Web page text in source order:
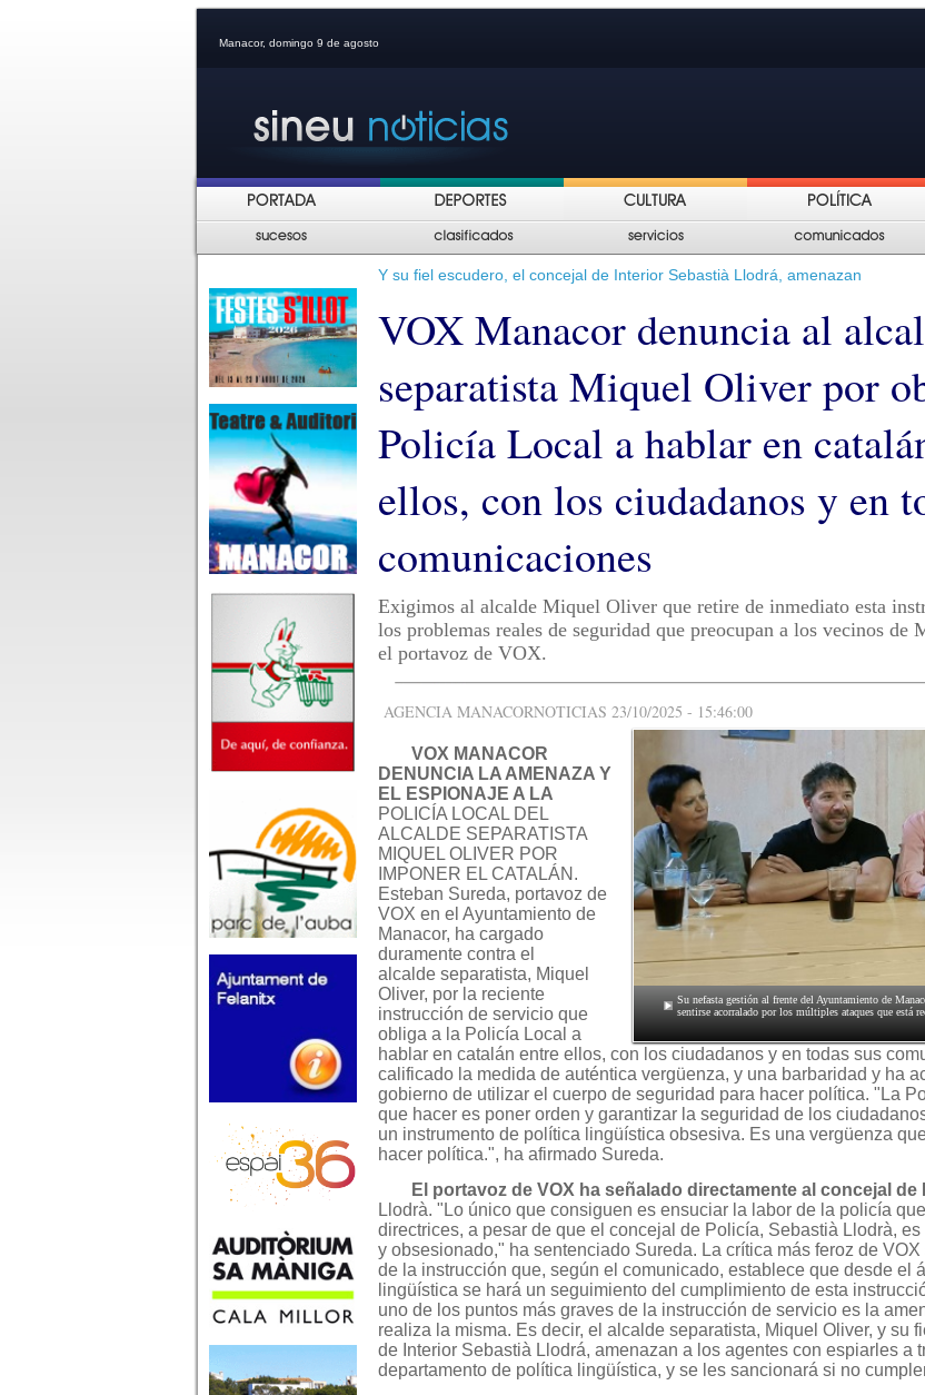
Manacor, domingo 9 de agosto
Y su fiel escudero, el concejal de Interior Sebastià Llodrá, amenazan
VOX Manacor denuncia al
separatista Miquel Oliver por
Policía Local a hablar en
ellos, con los ciudadanos y en
comunicaciones
Exigimos al alcalde Miquel Oliver que retire de inmediato esta
los problemas reales de seguridad que preocupan a los vecinos de
el portavoz de VOX.
AGENCIA MANACORNOTICIAS 23/10/2025 - 15:46:00
Su nefasta gestión al frente del Ayuntamiento de
sentirse acorralado por los múltiples ataques que está
VOX MANACOR
DENUNCIA LA AMENAZA Y
EL ESPIONAJE A LA
POLICÍA LOCAL DEL
ALCALDE SEPARATISTA
MIQUEL OLIVER POR
IMPONER EL CATALÁN.
Esteban Sureda, portavoz de
VOX en el Ayuntamiento de
Manacor, ha cargado
duramente contra el
alcalde separatista, Miquel
Oliver, por la reciente
instrucción de servicio que
obliga a la Policía Local a
hablar en catalán entre ellos, con los ciudadanos y en todas sus
calificado la medida de auténtica vergüenza, y una barbaridad y ha
gobierno de utilizar el cuerpo de seguridad para hacer política. "La
que hacer es poner orden y garantizar la seguridad de los
un instrumento de política lingüística obsesiva. Es una vergüenza
hacer política.", ha afirmado Sureda.
El portavoz de VOX ha señalado directamente al concejal de
Llodrà. "Lo único que consiguen es ensuciar la labor de la policía
directrices, a pesar de que el concejal de Policía, Sebastià Llodrà,
y obsesionado," ha sentenciado Sureda. La crítica más feroz de
de la instrucción que, según el comunicado, establece que desde el
lingüística se hará un seguimiento del cumplimiento de esta
uno de los puntos más graves de la instrucción de servicio es la
realiza la misma. Es decir, el alcalde separatista, Miquel Oliver, y su
de Interior Sebastià Llodrá, amenazan a los agentes con espiarles a
departamento de política lingüística, y se les sancionará si no